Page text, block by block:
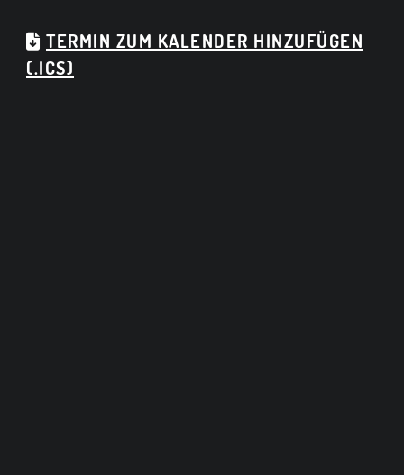
TERMIN ZUM KALENDER HINZUFÜGEN
(.ICS)